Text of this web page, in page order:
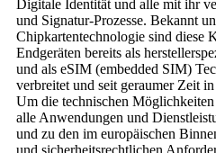
Digitale Identität und alle mit ihr
und Signatur-Prozesse. Bekannt
Chipkartentechnologie sind diese
Endgeräten bereits als
und als eSIM (embedded SIM)
verbreitet und seit geraumer Zeit
Um die technischen
alle Anwendungen und
und zu den im europäischen
und sicherheitsrechtlichen